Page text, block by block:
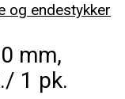
og endestykker
mm,
1 pk.